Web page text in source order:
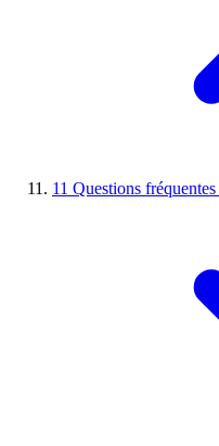
11 Questions fréquentes